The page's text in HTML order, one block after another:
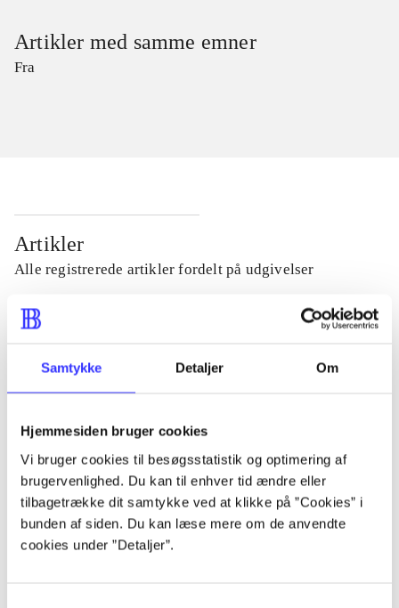
Samtykke Detaljer Om
Hjemmesiden bruger cookies
Vi bruger cookies til besøgsstatistik og optimering af
brugervenlighed. Du kan til enhver tid ændre eller
tilbagetrække dit samtykke ved at klikke på ”Cookies” i
bunden af siden. Du kan læse mere om de anvendte
cookies under ”Detaljer”.
Artikler med samme emner
Fra
Artikler
Alle registrerede artikler fordelt på udgivelser
...
...
...